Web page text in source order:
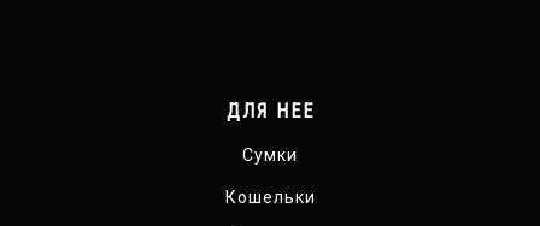
ДЛЯ НЕЕ
Сумки
Кошельки